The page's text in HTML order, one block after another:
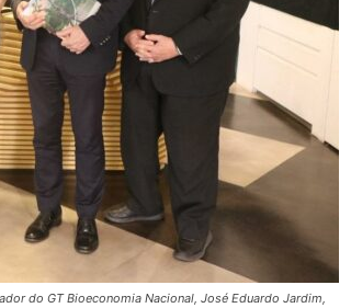
do GT Bioeconomia Nacional, José Eduardo Jardim,